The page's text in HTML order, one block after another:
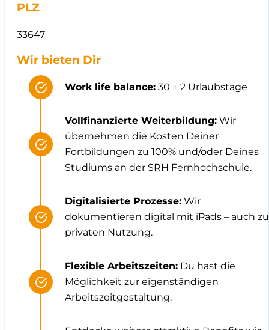
PLZ
33647
Wir bieten Dir
Work life balance: 30 + 2 Urlaubstage
Vollfinanzierte Weiterbildung: Wir
übernehmen die Kosten Deiner
Fortbildungen zu 100% und/oder Deines
Studiums an der SRH Fernhochschule.
Digitalisierte Prozesse: Wir
dokumentieren digital mit iPads – auch
privaten Nutzung.
Flexible Arbeitszeiten: Du hast die
Möglichkeit zur eigenständigen
Arbeitszeitgestaltung.